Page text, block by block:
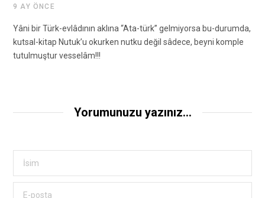
9 AY ÖNCE
Yâni bir Türk-evlâdının aklına “Ata-türk” gelmiyorsa bu-durumda,
kutsal-kitap Nutuk’u okurken nutku değil sâdece, beyni komple
tutulmuştur vesselâm!!!
Yorumunuzu yazınız...